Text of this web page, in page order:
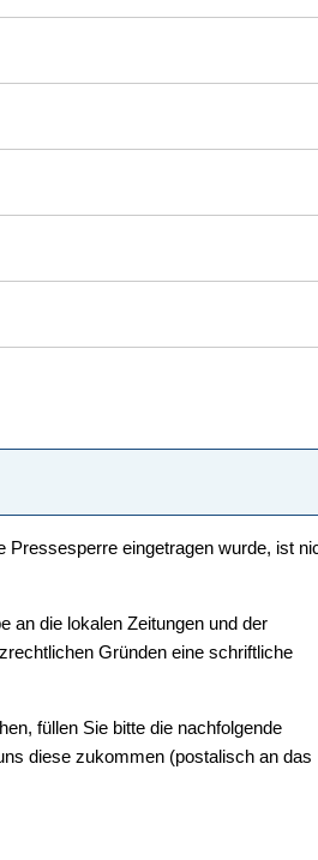
Pressesperre eingetragen wurde, ist
an die lokalen Zeitungen und der
Gründen eine schriftliche
füllen Sie bitte die nachfolgende
diese zukommen (postalisch an das